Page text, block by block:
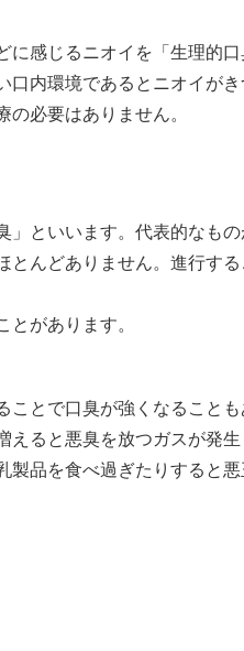
感じるニオイを「生理的口
内環境であるとニオイがき
必要はありません。
といいます。代表的なも
んどありません。進行する
があります。
ことで口臭が強くなること
ると悪臭を放つガスが発
製品を食べ過ぎたりすると